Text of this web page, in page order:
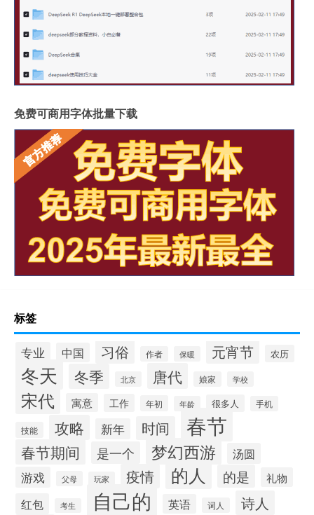
免费可商用字体批量下载
标签
专业 中国 习俗 作者 保暖 元宵节 农历
冬天 冬季 北京 唐代 娘家 学校
宋代 寓意 工作 年初 年龄 很多人 手机
技能 攻略 新年 时间 春节
春节期间 是一个 梦幻西游
汤圆
游戏
父母 玩家 疫情 的人 的是 礼物
红包 考生 自己的 英语 词人
诗人